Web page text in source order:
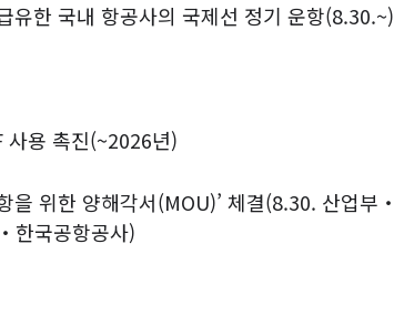
유한 국내 항공사의 국제선 정기 운항(8.30.~)
사용 촉진(~2026년)
을 위한 양해각서(MOU)’ 체결(8.30. 산업부 ‧
‧ 한국공항공사)